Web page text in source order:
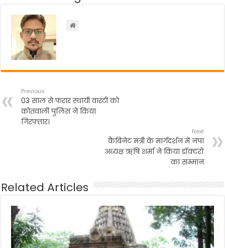
o
k
p
p
Previous
03 साल से फरार स्थायी वारंटी को
कोतवाली पुलिस ने किया
गिरफ्तार।
Next
कैबिनेट मंत्री के मार्गदर्शन में नपा
अध्यक्ष ऋषि शर्मा ने किया डॉक्टरों
का सम्मान
Related Articles